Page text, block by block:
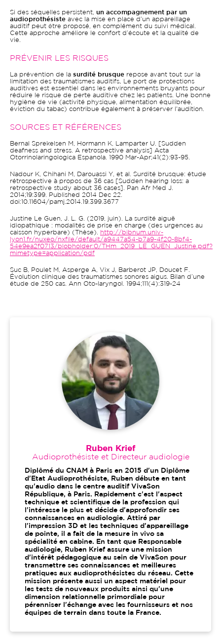
Si des séquelles persistent, un accompagnement par un
audioprothésiste avec la mise en place d’un appareillage
auditif peut être proposé, en complément du suivi médical.
Cette approche améliore le confort d’écoute et la qualité de
vie.
PRÉVENIR LES RISQUES
La prévention de la surdité brusque repose avant tout sur la
limitation des traumatismes auditifs
Le port de protections
auditives est essentiel dans les environnements bruyants pour
réduire le risque de perte auditive chez les patients. Une bonne
hygiène de vie (activité physique, alimentation équilibrée,
éviction du tabac) contribue également à préserver l'audition.
SOURCES ET RÉFÉRENCES
Bernal Sprekelsen M, Hormann K, Lamparter U. [Sudden
deafness and stress. A retrospective analysis] Acta
Otorrinolaringologica Espanola. 1990 Mar-Apr;41(2):93-95.
Nadour K, Chihani M, Darouassi Y, et al. Surdité brusque: étude
rétrospective à propos de 36 cas [Sudden hearing loss: a
retrospective study about 36 cases]. Pan Afr Med J.
2014;19:399. Published 2014 Dec 22.
doi:10.11604/pamj.2014.19.399.3677
Justine Le Guen, J. L. G. (2019, juin). La surdité aiguë
idiopathique : modalités de prise en charge (des urgences au
caisson hyperbare) (Thèse). http://bibnum.univ-
lyon1.fr/nuxeo/nxfile/default/a9447a54-b7a9-4f20-8bf4-
54e9ea2f0713/blobholder:0/THm_2019_LE_GUEN_Justine.pdf?
mimetype=application/pdf
Suc B, Poulet M, Asperge A, Vix J, Barberot JP, Doucet F.
Évolution clinique des traumatismes sonores aigus. Bilan d’une
étude de 250 cas. Ann Oto-laryngol. 1994;111(4):319-24
Ruben Krief
Audioprothésiste et Directeur audiologie
Diplômé du CNAM à Paris en 2015 d'un Diplôme
d'Etat Audioprothésiste, Ruben débute en tant
qu'audio dans le centre auditif VivaSon
République, à Paris. Rapidement c'est l'aspect
technique et scientifique de la profession qui
l'intéresse le plus et décide d'approfondir ses
connaissances en audiologie. Attiré par
l'impression 3D et les techniques d'appareillage
de pointe, il a fait de la mesure in vivo sa
spécialité en cabine. En tant que Responsable
audiologie, Ruben Krief assure une mission
d'intérêt pédagogique au sein de VivaSon pour
transmettre ses connaissances et meilleures
pratiques aux audioprothésistes du réseau. Cette
mission présente aussi un aspect matériel pour
les tests de nouveaux produits ainsi qu'une
dimension relationnelle primordiale pour
pérenniser l'échange avec les fournisseurs et nos
équipes de terrain dans toute la France.